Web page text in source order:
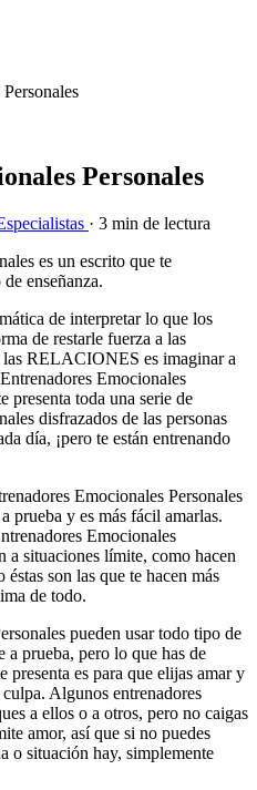
Personales
· 3 min de lectura
es un escrito que te
enseñanza.
de interpretar lo que los
de restarle fuerza a las
RELACIONES es imaginar a
Emocionales
presenta toda una serie de
disfrazados de las personas
día, ¡pero te están entrenando
Emocionales Personales
prueba y es más fácil amarlas.
Emocionales
a situaciones límite, como hacen
son las que te hacen más
de todo.
pueden usar todo tipo de
a prueba, pero lo que has de
presenta es para que elijas amar y
Algunos entrenadores
a ellos o a otros, pero no caigas
amor, así que si no puedes
o situación hay, simplemente